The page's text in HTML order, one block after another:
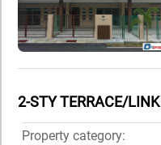
2-STY TERRACE/
Property category: